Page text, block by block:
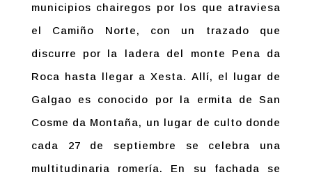
municipios chairegos por los que atraviesa
el Camiño Norte, con un trazado que
discurre por la ladera del monte Pena da
Roca hasta llegar a Xesta. Allí, el lugar de
Galgao es conocido por la ermita de San
Cosme da Montaña, un lugar de culto donde
cada 27 de septiembre se celebra una
multitudinaria romería. En su fachada se